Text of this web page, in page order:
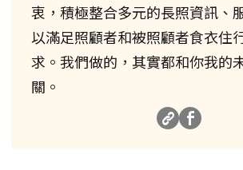
衷，積極整合多元的長照資訊、
以滿足照顧者和被照顧者食衣住
求。我們做的，其實都和你我的
關。